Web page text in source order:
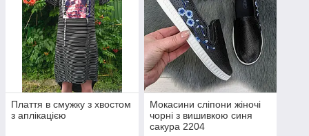
Плаття в смужку з хвостом
з аплікацією
Мокасини сліпони жіночі
чорні з вишивкою синя
сакура 2204